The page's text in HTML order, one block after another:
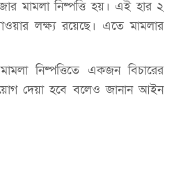
মামলা নিষ্পত্তি হয়। এই হার ২
লক্ষ্য রয়েছে। এতে মামলার
নিষ্পত্তিতে একজন বিচারের
দেয়া হবে বলেও জানান আইন